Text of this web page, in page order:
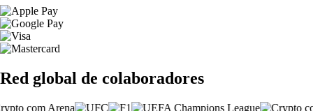
Red global de colaboradores